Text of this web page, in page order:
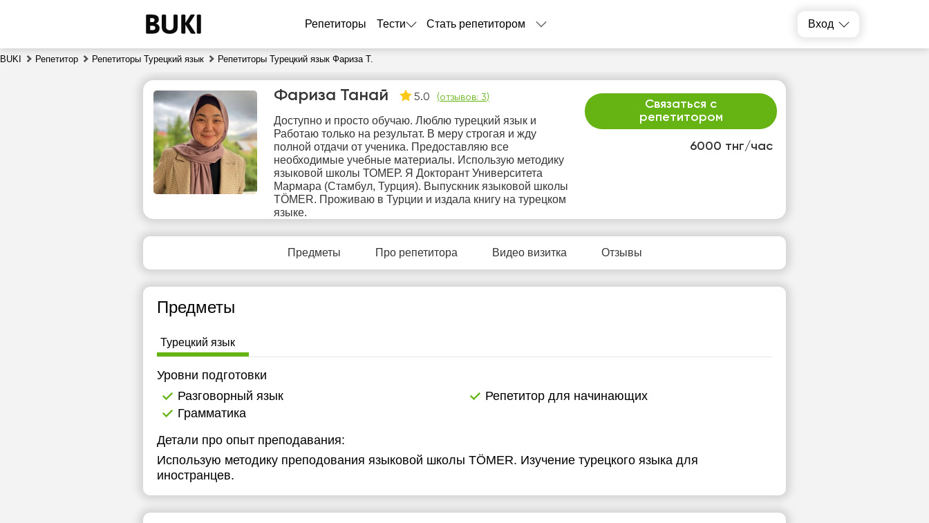
Репетиторы Тести Стать репетитором Вход
BUKI Репетитор Репетиторы Турецкий язык Репетиторы Турецкий язык Фариза Т.
6000 тнг/час
Связаться с
репетитором
Фариза Танай 5.0 (отзывов: 3)
Доступно и просто обучаю. Люблю турецкий язык и
Работаю только на результат. В меру строгая и жду
полной отдачи от ученика. Предоставляю все
необходимые учебные материалы. Использую методику
языковой школы ТОМЕР. Я Докторант Университета
Мармара (Стамбул, Турция). Выпускник языковой школы
TÖMER. Проживаю в Турции и издала книгу на турецком
языке.
Предметы Про репетитора Видео визитка Отзывы
Предметы
Турецкий язык
Уровни подготовки
Разговорный язык
Репетитор для начинающих
Грамматика
Детали про опыт преподавания:
Использую методику преподования языковой школы TÖMER. Изучение турецкого языка для
иностранцев.
чт
пт
7
сб
8
вс
9
пн
10
часов
свободных
часов
свободных
часов
свободных
часов
свободных
часов
свободных
часов
часов